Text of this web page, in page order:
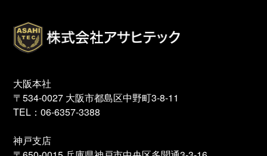
大阪本社
〒534-0027 大阪市都島区中野町3-8-11
TEL：06-6357-3388
神戸支店